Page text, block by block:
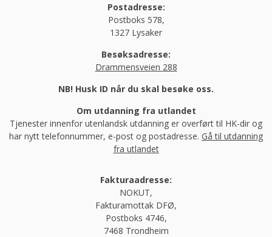
Postadresse:
Postboks 578,
1327 Lysaker
Besøksadresse:
Drammensveien 288
NB! Husk ID når du skal besøke oss.
Om utdanning fra utlandet
Tjenester innenfor utenlandsk utdanning er overført til HK-dir og
har nytt telefonnummer, e-post og postadresse. Gå til utdanning
fra utlandet
Fakturaadresse:
NOKUT,
Fakturamottak DFØ,
Postboks 4746,
7468 Trondheim